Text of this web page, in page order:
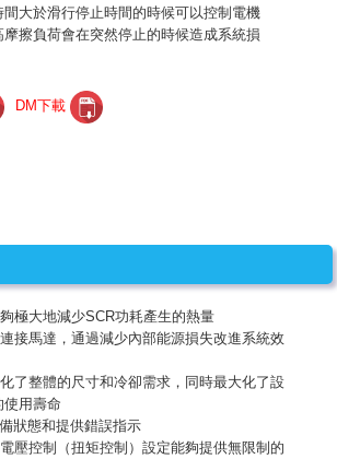
大於滑行停止時間的時候可以控制電機
擦負荷會在突然停止的時候造成系統損
DM下載
極大地減少SCR功耗產生的熱量
接馬達，通過減少內部能源損失改進系統效
了整體的尺寸和冷卻需求，同時最大化了設
使用壽命
狀態和提供錯誤指示
壓控制（扭矩控制）設定能夠提供無限制的